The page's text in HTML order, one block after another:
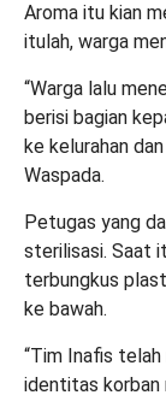
Aroma itu kian
itulah, warga
“Warga lalu
berisi bagian
ke kelurahan
Waspada.
Petugas yang
sterilisasi. Saat
terbungkus
ke bawah.
“Tim Inafis
identitas korban